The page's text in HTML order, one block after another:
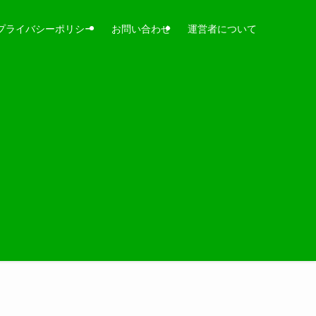
ライバシーポリシー お問い合わせ 運営者について